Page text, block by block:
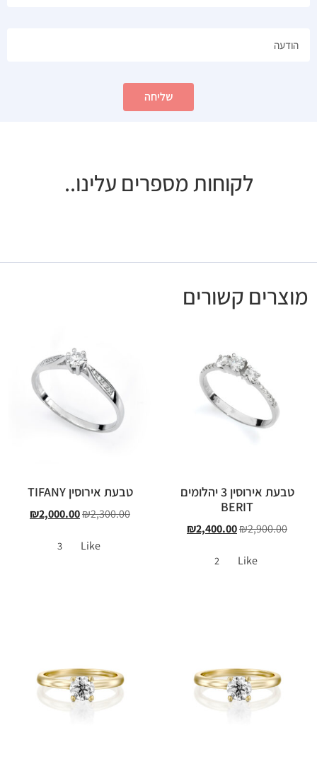
שליחה
לקוחות מספרים עלינו..
מוצרים קשורים
טבעת אירוסין 3 יהלומים
BERIT
₪2,900.00
₪2,400.00
Like
2
טבעת אירוסין TIFANY
₪2,300.00
₪2,000.00
Like
3